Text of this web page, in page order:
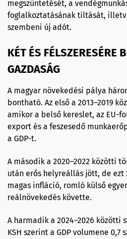
megszüntetését, a
foglalkoztatásának tiltását,
szembeni új adót.
KÉT ÉS FÉLSZERESÉRE
GAZDASÁG
A magyar növekedési pálya
bontható. Az első a 2013–2019
amikor a belső kereslet, az EU-
export és a feszesedő
a GDP-t.
A második a 2020–2022 közötti
után erős helyreállás jött, de ezt
magas infláció, romló külső
reálnövekedés követte.
A harmadik a 2024–2026 közötti
KSH szerint a GDP volumene 0,7